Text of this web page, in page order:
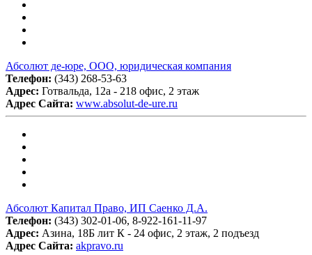
Абсолют де-юре, ООО, юридическая компания
Телефон: (343) 268-53-63
Адрес: Готвальда, 12а - 218 офис, 2 этаж
Адрес Сайта: www.absolut-de-ure.ru
Абсолют Капитал Право, ИП Саенко Д.А.
Телефон: (343) 302-01-06, 8-922-161-11-97
Адрес: Азина, 18Б лит К - 24 офис, 2 этаж, 2 подъезд
Адрес Сайта: akpravo.ru